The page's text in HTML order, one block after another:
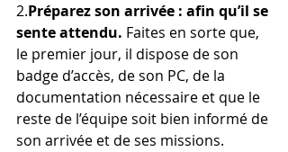
2.Préparez son arrivée : afin qu’il se
sente attendu. Faites en sorte que,
le premier jour, il dispose de son
badge d’accès, de son PC, de la
documentation nécessaire et que le
reste de l’équipe soit bien informé de
son arrivée et de ses missions.